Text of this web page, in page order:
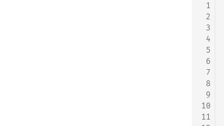
1
2
3
4
5
6
7
8
9
10
11